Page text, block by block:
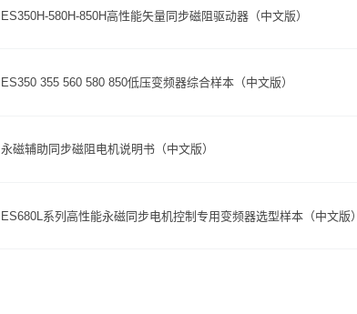
ES350H-580H-850H高性能矢量同步磁阻驱动器（中文版）
ES350 355 560 580 850低压变频器综合样本（中文版）
永磁辅助同步磁阻电机说明书（中文版）
ES680L系列高性能永磁同步电机控制专用变频器选型样本（中文版）